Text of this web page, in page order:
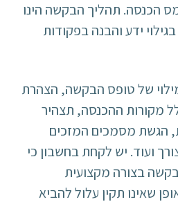
הכנסה. תהליך הבקשה הינו
ידע והבנה בפקודות
של טופס הבקשה, הצהרת
מקורות ההכנסה, תצהיר
הגשת מסמכים המזכים
ועוד. יש לקחת בחשבון כי
בצורה מקצועית
שאינו תקין עלול להביא